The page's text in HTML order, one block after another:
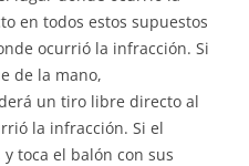
en todos estos supuestos
ocurrió la infracción. Si
de la mano,
un tiro libre directo al
la infracción. Si el
toca el balón con sus